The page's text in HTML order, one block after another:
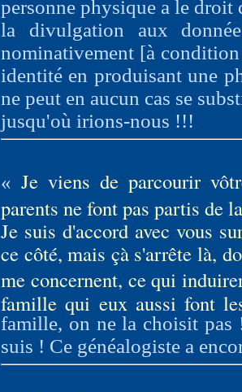
personne physique a le droit
la divulgation aux
nominativement [à
identité en produisant une
ne peut en aucun cas se
jusqu'où irions-nous !!!
« Je viens de parcourir
parents ne font pas partis de
Je suis d'accord avec vous
ce côté, mais çà s'arrête là,
me concernent, ce qui
famille qui eux aussi font
famille, on ne la choisit
suis ! Ce généalogiste a